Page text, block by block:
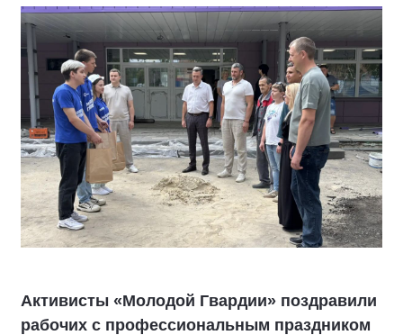
Активисты «Молодой Гвардии» поздравили
рабочих с профессиональным праздником